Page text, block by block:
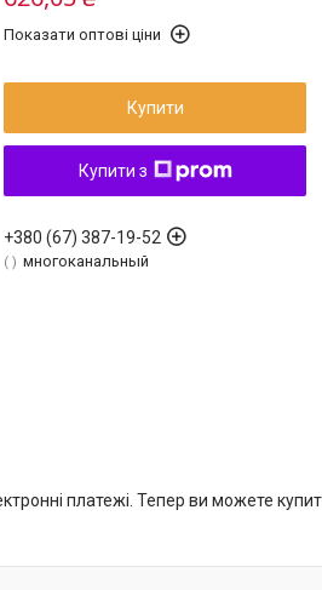
Показати оптові ціни
Купити
Купити з
+380 (67) 387-19-52
многоканальный
платежі. Тепер ви можете